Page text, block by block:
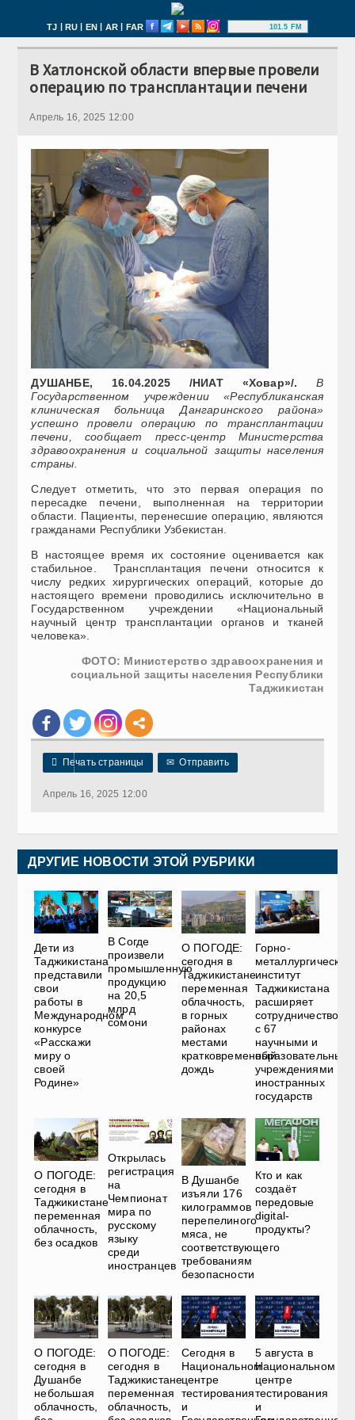
TJ | RU | EN | AR | FAR 101.5 FM
В Хатлонской области впервые провели
операцию по трансплантации печени
Апрель 16, 2025 12:00
ДУШАНБЕ, 16.04.2025 /НИАТ «Ховар»/.
В
Государственном учреждении «Республиканская
клиническая больница Дангаринского района»
успешно провели операцию по трансплантации
печени, сообщает пресс-центр Министерства
здравоохранения и социальной защиты населения
страны.
Следует отметить, что это первая операция по
пересадке печени, выполненная на территории
области. Пациенты, перенесшие операцию, являются
гражданами Республики Узбекистан.
В настоящее время их состояние оценивается как
стабильное. Трансплантация печени относится к
числу редких хирургических операций, которые до
настоящего времени проводились исключительно в
Государственном учреждении «Национальный
научный центр трансплантации органов и тканей
человека».
ФОТО: Министерство здравоохранения и
социальной защиты населения Республики
Таджикистан
 Печать страницы ✉ Отправить
Апрель 16, 2025 12:00
ДРУГИЕ НОВОСТИ ЭТОЙ РУБРИКИ
Дети из
Таджикистана
представили
свои
работы в
Международном
конкурсе
«Расскажи
миру о
своей
Родине»
В Согде
произвели
промышленную
продукцию
на 20,5
млрд
сомони
О ПОГОДЕ:
сегодня в
Таджикистане
переменная
облачность,
в горных
районах
местами
кратковременный
дождь
Горно-
металлургический
институт
Таджикистана
расширяет
сотрудничество
с 67
научными и
учреждениями
иностранных
государств
О ПОГОДЕ:
сегодня в
Таджикистане
переменная
облачность,
без осадков
Открылась
регистрация
на
Чемпионат
мира по
русскому
языку
среди
иностранцев
В Душанбе
изъяли 176
килограммов
перепелиного
мяса, не
соответствующего
требованиям
безопасности
Кто и как
создаёт
передовые
digital-
продукты?
О ПОГОДЕ:
сегодня в
Душанбе
небольшая
облачность,
О ПОГОДЕ:
сегодня в
Таджикистане
переменная
облачность,
Сегодня в
Национальном
центре
тестирования
и
5 августа в
Национальном
центре
тестирования
и